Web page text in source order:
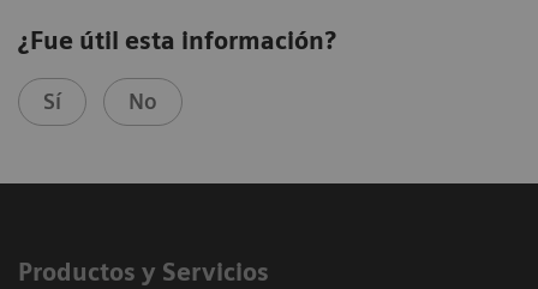
¿Fue útil esta información?
Sí No
Productos y Servicios